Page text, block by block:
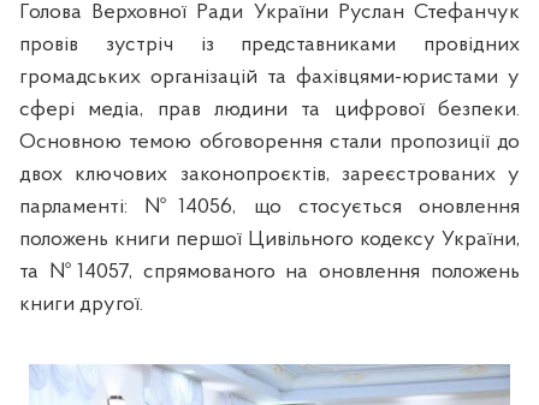
Голова Верховної Ради України Руслан Стефанчук
провів зустріч із представниками провідних
громадських організацій та фахівцями-юристами у
сфері медіа, прав людини та цифрової безпеки.
Основною темою обговорення стали пропозиції до
двох ключових законопроєктів, зареєстрованих у
парламенті: №14056, що стосується оновлення
положень книги першої Цивільного кодексу України,
та №14057, спрямованого на оновлення положень
книги другої.